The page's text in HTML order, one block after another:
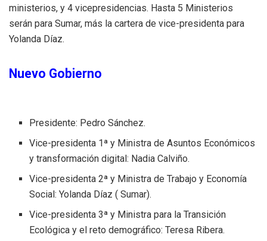
ministerios, y 4 vicepresidencias. Hasta 5 Ministerios
serán para Sumar, más la cartera de vice-presidenta para
Yolanda Díaz.
Nuevo Gobierno
Presidente: Pedro Sánchez.
Vice-presidenta 1ª y Ministra de Asuntos Económicos
y transformación digital: Nadia Calviño.
Vice-presidenta 2ª y Ministra de Trabajo y Economía
Social: Yolanda Díaz ( Sumar).
Vice-presidenta 3ª y Ministra para la Transición
Ecológica y el reto demográfico: Teresa Ribera.